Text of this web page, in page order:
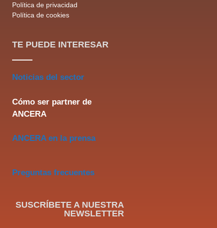
Política de privacidad
Política de cookies
TE PUEDE INTERESAR
Noticias del sector
Cómo ser partner de
ANCERA
ANCERA en la prensa
Preguntas frecuentes
SUSCRÍBETE A NUESTRA
NEWSLETTER